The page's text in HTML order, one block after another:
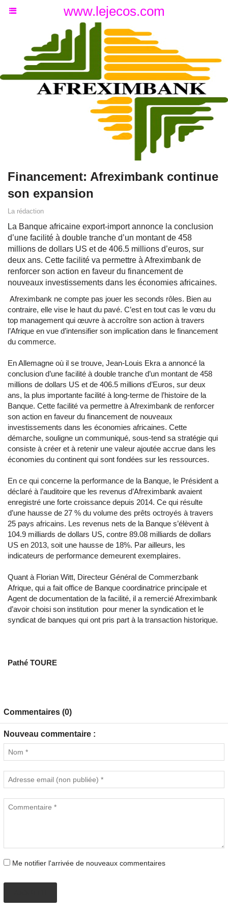
www.lejecos.com
Financement: Afreximbank continue
son expansion
La rédaction
La Banque africaine export-import annonce la conclusion
d’une facilité à double tranche d’un montant de 458
millions de dollars US et de 406.5 millions d’euros, sur
deux ans. Cette facilité va permettre à Afreximbank de
renforcer son action en faveur du financement de
nouveaux investissements dans les économies africaines.
Afreximbank ne compte pas jouer les seconds rôles. Bien au
contraire, elle vise le haut du pavé. C’est en tout cas le vœu du
top management qui œuvre à accroître son action à travers
l’Afrique en vue d’intensifier son implication dans le financement
du commerce.
En Allemagne où il se trouve, Jean-Louis Ekra a annoncé la
conclusion d’une facilité à double tranche d’un montant de 458
millions de dollars US et de 406.5 millions d’Euros, sur deux
ans, la plus importante facilité à long-terme de l’histoire de la
Banque. Cette facilité va permettre à Afreximbank de renforcer
son action en faveur du financement de nouveaux
investissements dans les économies africaines. Cette
démarche, souligne un communiqué, sous-tend sa stratégie qui
consiste à créer et à retenir une valeur ajoutée accrue dans les
économies du continent qui sont fondées sur les ressources.
En ce qui concerne la performance de la Banque, le Président a
déclaré à l’auditoire que les revenus d’Afreximbank avaient
enregistré une forte croissance depuis 2014. Ce qui résulte
d’une hausse de 27 % du volume des prêts octroyés à travers
25 pays africains. Les revenus nets de la Banque s’élèvent à
104.9 milliards de dollars US, contre 89.08 milliards de dollars
US en 2013, soit une hausse de 18%. Par ailleurs, les
indicateurs de performance demeurent exemplaires.
Quant à Florian Witt, Directeur Général de Commerzbank
Afrique, qui a fait office de Banque coordinatrice principale et
Agent de documentation de la facilité, il a remercié Afreximbank
d’avoir choisi son institution pour mener la syndication et le
syndicat de banques qui ont pris part à la transaction historique.
Pathé TOURE
Commentaires (0)
Nouveau commentaire :
Me notifier l'arrivée de nouveaux commentaires